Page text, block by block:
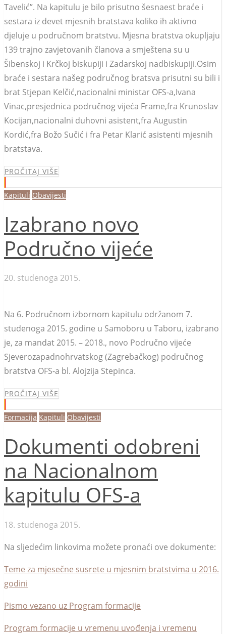
Tavelić”. Na kapitulu je bilo prisutno šesnaest braće i
sestara iz devet mjesnih bratstava koliko ih aktivno
djeluje u područnom bratstvu. Mjesna bratstva okupljaju
139 trajno zavjetovanih članova a smještena su u
Šibenskoj i Krčkoj biskupiji i Zadarskoj nadbiskupiji.Osim
braće i sestara našeg područnog bratsva prisutni su bili i
brat Stjepan Kelčić,nacionalni ministar OFS-a,Ivana
Vinac,presjednica područnog vijeća Frame,fra Krunoslav
Kocijan,nacionalni duhovni asistent,fra Augustin
Kordić,fra Božo Sučić i fra Petar Klarić asistenti mjesnih
bratstava.
PROČITAJ VIŠE
Kapituli Obavijesti
Izabrano novo
Područno vijeće
20. studenoga 2015.
Na 6. Područnom izbornom kapitulu održanom 7.
studenoga 2015. godine u Samoboru u Taboru, izabrano
je, za mandat 2015. – 2018., novo Područno vijeće
Sjeverozapadnohrvatskog (Zagrebačkog) područnog
bratstva OFS-a bl. Alojzija Stepinca.
PROČITAJ VIŠE
Formacija Kapituli Obavijesti
Dokumenti odobreni
na Nacionalnom
kapitulu OFS-a
18. studenoga 2015.
Na sljedećim linkovima možete pronaći ove dokumente:
Teme za mjesečne susrete u mjesnim bratstvima u 2016.
godini
Pismo vezano uz Program formacije
Program formacije u vremenu uvođenja i vremenu